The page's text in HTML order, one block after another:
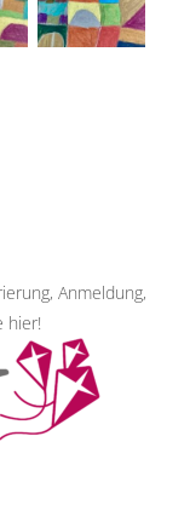
Anmeldung,
hier!